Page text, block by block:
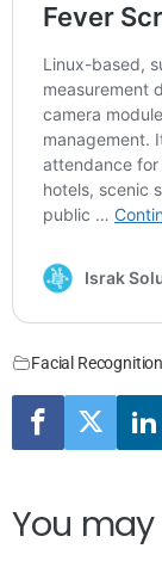
Facial Recognition
You